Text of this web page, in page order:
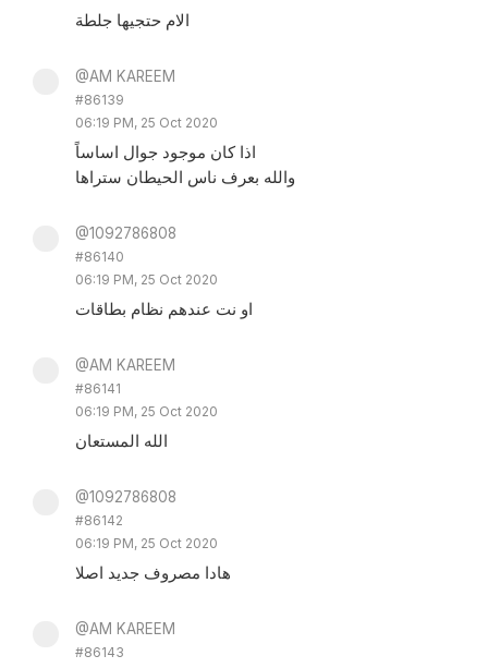
الام حتجيها جلطة
@AM KAREEM
#86139
06:19 PM, 25 Oct 2020
اذا كان موجود جوال اساساً
والله بعرف ناس الحيطان ستراها
@1092786808
#86140
06:19 PM, 25 Oct 2020
او نت عندهم نظام بطاقات
@AM KAREEM
#86141
06:19 PM, 25 Oct 2020
الله المستعان
@1092786808
#86142
06:19 PM, 25 Oct 2020
هادا مصروف جديد اصلا
@AM KAREEM
#86143